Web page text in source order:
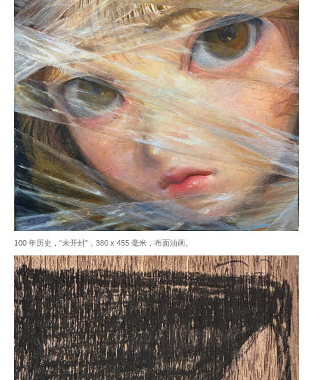
100 年历史，“未开封”，380 x 455 毫米，布面油画。